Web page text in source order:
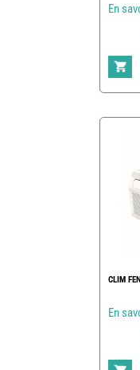
En
CLIM
En